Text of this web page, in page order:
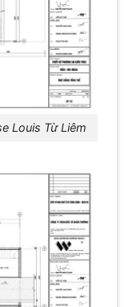
Louis Từ Liêm